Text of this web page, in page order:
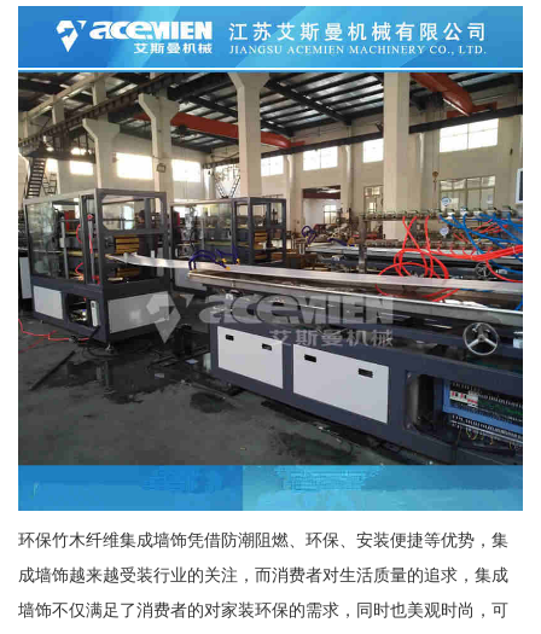
环保竹木纤维集成墙饰凭借防潮阻燃、环保、安装便捷等优势，集
成墙饰越来越受装行业的关注，而消费者对生活质量的追求，集成
墙饰不仅满足了消费者的对家装环保的需求，同时也美观时尚，可